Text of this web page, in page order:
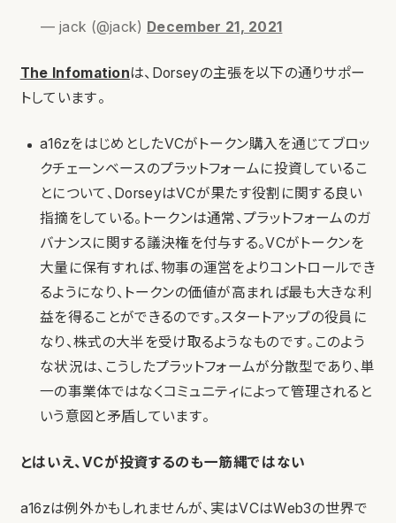
— jack (@jack) December 21, 2021
The Infomationは、Dorseyの主張を以下の通りサポー
トしています。
a16zをはじめとしたVCがトークン購入を通じてブロッ
クチェーンベースのプラットフォームに投資しているこ
とについて、DorseyはVCが果たす役割に関する良い
指摘をしている。トークンは通常、プラットフォームのガ
バナンスに関する議決権を付与する。VCがトークンを
大量に保有すれば、物事の運営をよりコントロールでき
るようになり、トークンの価値が高まれば最も大きな利
益を得ることができるのです。スタートアップの役員に
なり、株式の大半を受け取るようなものです。このよう
な状況は、こうしたプラットフォームが分散型であり、単
一の事業体ではなくコミュニティによって管理されると
いう意図と矛盾しています。
とはいえ、VCが投資するのも一筋縄ではない
a16zは例外かもしれませんが、実はVCはWeb3の世界で